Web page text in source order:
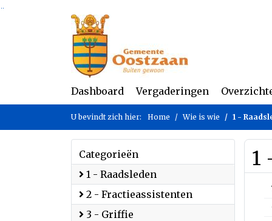
Ga naar de inhoud van deze pagina
Ga naar het zoeken
Ga naar het menu
Dashboard Vergaderingen
U bevindt zich hier: Home Wie is wie 1 -
Categorieën
1 - Raadsleden
2 - Fractieassistenten
3 - Griffie
1